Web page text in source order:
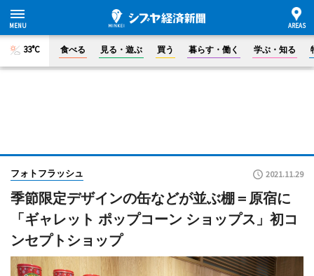
33°C 食べる 見る・遊ぶ 買う 暮らす・働く 学ぶ・知る
フォトフラッシュ 2021.11.29
季節限定デザインの缶などが並ぶ棚＝原宿に
「ギャレット ポップコーン ショップス」初コ
ンセプトショップ